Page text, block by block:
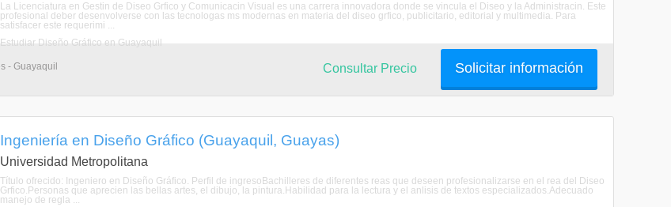
La Licenciatura en Gestin de Diseo Grfico y Comunicacin Visual es una carrera innovadora donde se vincula el Diseo y la Administracin. Este
profesional deber desenvolverse con las tecnologas ms modernas en materia del diseo grfico, publicitario, editorial y multimedia. Para
satisfacer este requerimi ...
Estudiar Diseño Gráfico en Guayaquil
- Guayaquil Solicitar información
Consultar Precio
Ingeniería en Diseño Gráfico (Guayaquil, Guayas)
Universidad Metropolitana
Título ofrecido: Ingeniero en Diseño Gráfico. Perfil de ingresoBachilleres de diferentes reas que deseen profesionalizarse en el rea del Diseo
Grfico.Personas que aprecien las bellas artes, el dibujo, la pintura.Habilidad para la lectura y el anlisis de textos especializados.Adecuado
manejo de regla ...